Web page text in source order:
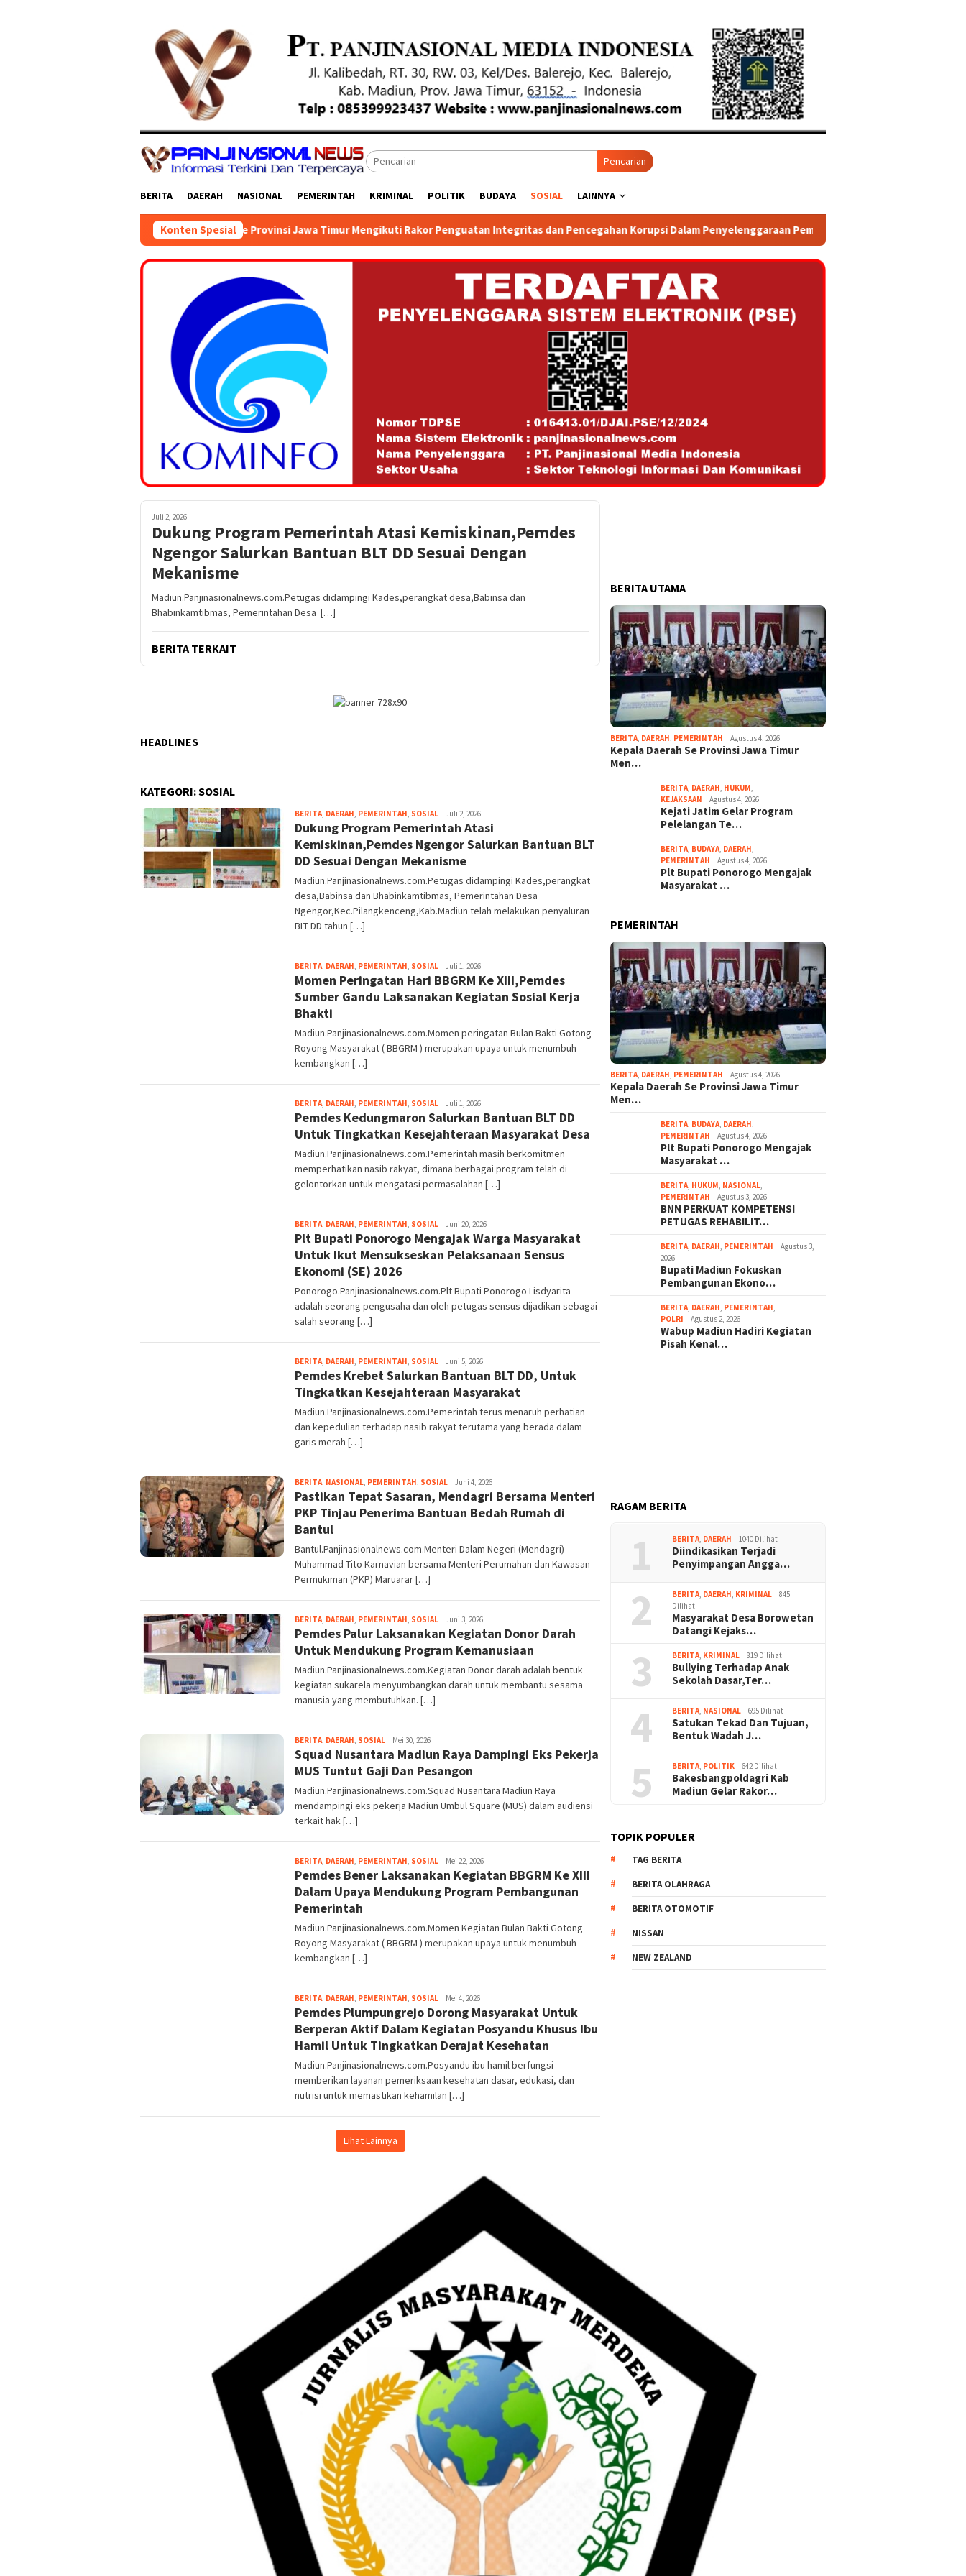
Pencarian
BERITA DAERAH NASIONAL PEMERINTAH KRIMINAL POLITIK BUDAYA SOSIAL LAINNYA
Konten Spesial
Kepala Daerah Se Provinsi Jawa Timur Mengikuti Rakor Penguatan Integritas dan Pencegahan Korupsi Dalam Penyelenggaraan Pemerintah Daerah Provinsi Jawa Timur dan Bali
Juli 2, 2026
Dukung Program Pemerintah Atasi Kemiskinan,Pemdes
Ngengor Salurkan Bantuan BLT DD Sesuai Dengan
Mekanisme
Madiun.Panjinasionalnews.com.Petugas didampingi Kades,perangkat desa,Babinsa dan
Bhabinkamtibmas, Pemerintahan Desa […]
BERITA TERKAIT
HEADLINES
KATEGORI:SOSIAL
BERITA DAERAH PEMERINTAH SOSIAL Redaksi
Juli 2, 2026
Dukung Program Pemerintah Atasi
Kemiskinan,Pemdes Ngengor Salurkan Bantuan BLT
DD Sesuai Dengan Mekanisme
Madiun.Panjinasionalnews.com.Petugas didampingi Kades,perangkat
desa,Babinsa dan Bhabinkamtibmas, Pemerintahan Desa
Ngengor,Kec.Pilangkenceng,Kab.Madiun telah melakukan penyaluran
BLT DD tahun […]
BERITA DAERAH PEMERINTAH SOSIAL Redaksi
Juli 1, 2026
Momen Peringatan Hari BBGRM Ke XIII,Pemdes
Sumber Gandu Laksanakan Kegiatan Sosial Kerja
Bhakti
Madiun.Panjinasionalnews.com.Momen peringatan Bulan Bakti Gotong
Royong Masyarakat ( BBGRM ) merupakan upaya untuk menumbuh
kembangkan […]
BERITA DAERAH PEMERINTAH SOSIAL Redaksi
Juli 1, 2026
Pemdes Kedungmaron Salurkan Bantuan BLT DD
Untuk Tingkatkan Kesejahteraan Masyarakat Desa
Madiun.Panjinasionalnews.com.Pemerintah masih berkomitmen
memperhatikan nasib rakyat, dimana berbagai program telah di
gelontorkan untuk mengatasi permasalahan […]
BERITA DAERAH PEMERINTAH SOSIAL Redaksi
Juni 20, 2026
Plt Bupati Ponorogo Mengajak Warga Masyarakat
Untuk Ikut Mensukseskan Pelaksanaan Sensus
Ekonomi (SE) 2026
Ponorogo.Panjinasionalnews.com.Plt Bupati Ponorogo Lisdyarita
adalah seorang pengusaha dan oleh petugas sensus dijadikan sebagai
salah seorang […]
BERITA DAERAH PEMERINTAH SOSIAL Redaksi
Juni 5, 2026
Pemdes Krebet Salurkan Bantuan BLT DD, Untuk
Tingkatkan Kesejahteraan Masyarakat
Madiun.Panjinasionalnews.com.Pemerintah terus menaruh perhatian
dan kepedulian terhadap nasib rakyat terutama yang berada dalam
garis merah […]
BERITA NASIONAL PEMERINTAH SOSIAL Redaksi
Juni 4, 2026
Pastikan Tepat Sasaran, Mendagri Bersama Menteri
PKP Tinjau Penerima Bantuan Bedah Rumah di
Bantul
Bantul.Panjinasionalnews.com.Menteri Dalam Negeri (Mendagri)
Muhammad Tito Karnavian bersama Menteri Perumahan dan Kawasan
Permukiman (PKP) Maruarar […]
BERITA DAERAH PEMERINTAH SOSIAL Redaksi
Juni 3, 2026
Pemdes Palur Laksanakan Kegiatan Donor Darah
Untuk Mendukung Program Kemanusiaan
Madiun.Panjinasionalnews.com.Kegiatan Donor darah adalah bentuk
kegiatan sukarela menyumbangkan darah untuk membantu sesama
manusia yang membutuhkan. […]
BERITA DAERAH SOSIAL Redaksi
Mei 30, 2026
Squad Nusantara Madiun Raya Dampingi Eks Pekerja
MUS Tuntut Gaji Dan Pesangon
Madiun.Panjinasionalnews.com.Squad Nusantara Madiun Raya
mendampingi eks pekerja Madiun Umbul Square (MUS) dalam audiensi
terkait hak […]
BERITA DAERAH PEMERINTAH SOSIAL Redaksi
Mei 22, 2026
Pemdes Bener Laksanakan Kegiatan BBGRM Ke XIII
Dalam Upaya Mendukung Program Pembangunan
Pemerintah
Madiun.Panjinasionalnews.com.Momen Kegiatan Bulan Bakti Gotong
Royong Masyarakat ( BBGRM ) merupakan upaya untuk menumbuh
kembangkan […]
BERITA DAERAH PEMERINTAH SOSIAL Redaksi
Mei 4, 2026
Pemdes Plumpungrejo Dorong Masyarakat Untuk
Berperan Aktif Dalam Kegiatan Posyandu Khusus Ibu
Hamil Untuk Tingkatkan Derajat Kesehatan
Madiun.Panjinasionalnews.com.Posyandu ibu hamil berfungsi
memberikan layanan pemeriksaan kesehatan dasar, edukasi, dan
nutrisi untuk memastikan kehamilan […]
Lihat Lainnya
BERITA UTAMA
BERITA, DAERAH, PEMERINTAH Agustus 4, 2026
Kepala Daerah Se Provinsi Jawa Timur
Men…
BERITA, DAERAH, HUKUM,
KEJAKSAAN
Agustus 4, 2026
Kejati Jatim Gelar Program
Pelelangan Te…
BERITA, BUDAYA, DAERAH,
PEMERINTAH
Agustus 4, 2026
Plt Bupati Ponorogo Mengajak
Masyarakat …
PEMERINTAH
BERITA, DAERAH, PEMERINTAH Agustus 4, 2026
Kepala Daerah Se Provinsi Jawa Timur
Men…
BERITA, BUDAYA, DAERAH,
PEMERINTAH
Agustus 4, 2026
Plt Bupati Ponorogo Mengajak
Masyarakat …
BERITA, HUKUM, NASIONAL,
PEMERINTAH
Agustus 3, 2026
BNN PERKUAT KOMPETENSI
PETUGAS REHABILIT…
BERITA, DAERAH, PEMERINTAH
Agustus 3,
2026
Bupati Madiun Fokuskan
Pembangunan Ekono…
BERITA, DAERAH, PEMERINTAH,
POLRI
Agustus 2, 2026
Wabup Madiun Hadiri Kegiatan
Pisah Kenal…
RAGAM BERITA
1 BERITA, DAERAH 1040 Dilihat
Diindikasikan Terjadi
Penyimpangan Angga…
2 BERITA, DAERAH, KRIMINAL
845
Dilihat
Masyarakat Desa Borowetan
Datangi Kejaks…
3 BERITA, KRIMINAL 819 Dilihat
Bullying Terhadap Anak
Sekolah Dasar,Ter…
4 BERITA, NASIONAL 695 Dilihat
Satukan Tekad Dan Tujuan,
Bentuk Wadah J…
5 BERITA, POLITIK 642 Dilihat
Bakesbangpoldagri Kab
Madiun Gelar Rakor…
TOPIK POPULER
TAG BERITA
BERITA OLAHRAGA
BERITA OTOMOTIF
NISSAN
NEW ZEALAND